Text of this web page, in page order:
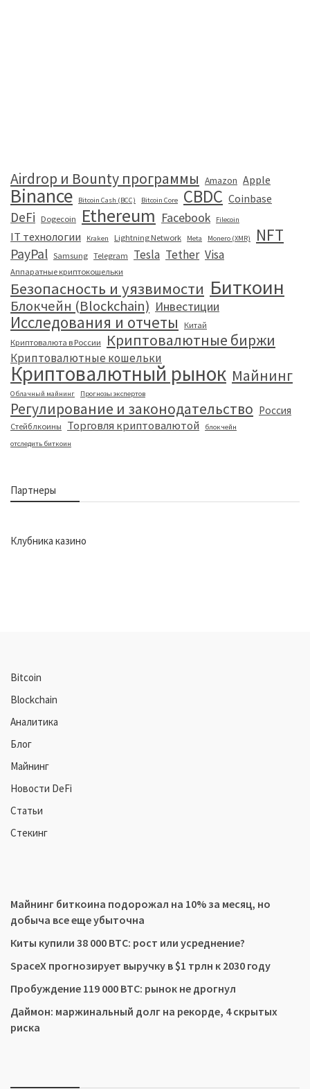
Airdrop и Bounty программы Amazon Apple
Binance Bitcoin Cash (BCC) Bitcoin Core CBDC Coinbase
DeFi Dogecoin Ethereum Facebook Filecoin
IT технологии Kraken Lightning Network Meta Monero (XMR) NFT
PayPal Samsung Telegram Tesla Tether Visa
Аппаратные криптокошельки
Безопасность и уязвимости Биткоин
Блокчейн (Blockchain) Инвестиции
Исследования и отчеты
Китай
Криптовалюта в России
Криптовалютные биржи
Криптовалютные кошельки
Криптовалютный рынок Майнинг
Облачный майнинг Прогнозы экспертов
Регулирование и законодательство Россия
Стейблкоины Торговля криптовалютой
блокчейн
отследить биткоин
Партнеры
Клубника казино
Bitcoin
Blockchain
Аналитика
Блог
Майнинг
Новости DeFi
Статьи
Стекинг
Майнинг биткоина подорожал на 10% за месяц, но
добыча все еще убыточна
Киты купили 38 000 BTC: рост или усреднение?
SpaceX прогнозирует выручку в $1 трлн к 2030 году
Пробуждение 119 000 BTC: рынок не дрогнул
Даймон: маржинальный долг на рекорде, 4 скрытых
риска